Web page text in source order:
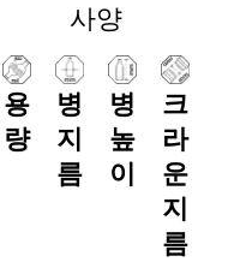
사양
용
량
병
지
름
병
높
이
크
라
운
지
름